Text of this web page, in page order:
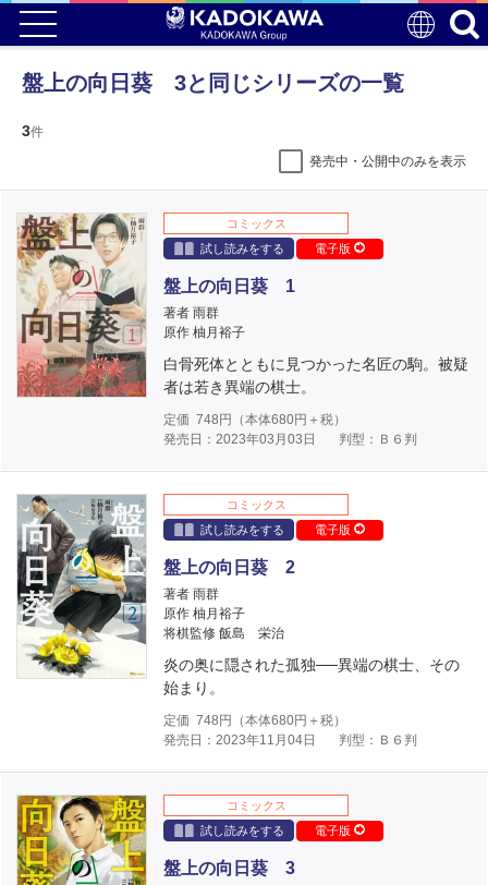
盤上の向日葵 3と同じシリーズの一覧
3件
発売中・公開中のみを表示
コミックス
試し読みをする
電子版
盤上の向日葵 1
著者 雨群
原作 柚月裕子
白骨死体とともに見つかった名匠の駒。被疑
者は若き異端の棋士。
定価 748 円（本体680円＋税）
発売日：2023年03月03日
判型：Ｂ６判
コミックス
試し読みをする
電子版
盤上の向日葵 2
著者 雨群
原作 柚月裕子
将棋監修 飯島 栄治
炎の奥に隠された孤独──異端の棋士、その
始まり。
定価 748 円（本体680円＋税）
発売日：2023年11月04日
判型：Ｂ６判
コミックス
試し読みをする
電子版
盤上の向日葵 3